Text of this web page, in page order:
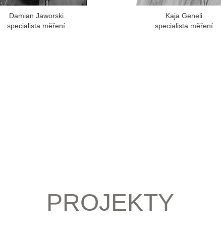
Damian Jaworski
specialista měření
Kaja Geneli
specialista měření
PROJEKTY